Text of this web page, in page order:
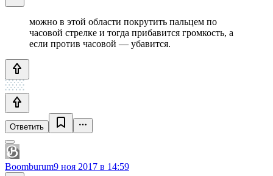
можно в этой области покрутить пальцем по
часовой стрелке и тогда прибавится громкость, а
если против часовой — убавится.
Ответить
Boomburum9 ноя 2017 в 14:59